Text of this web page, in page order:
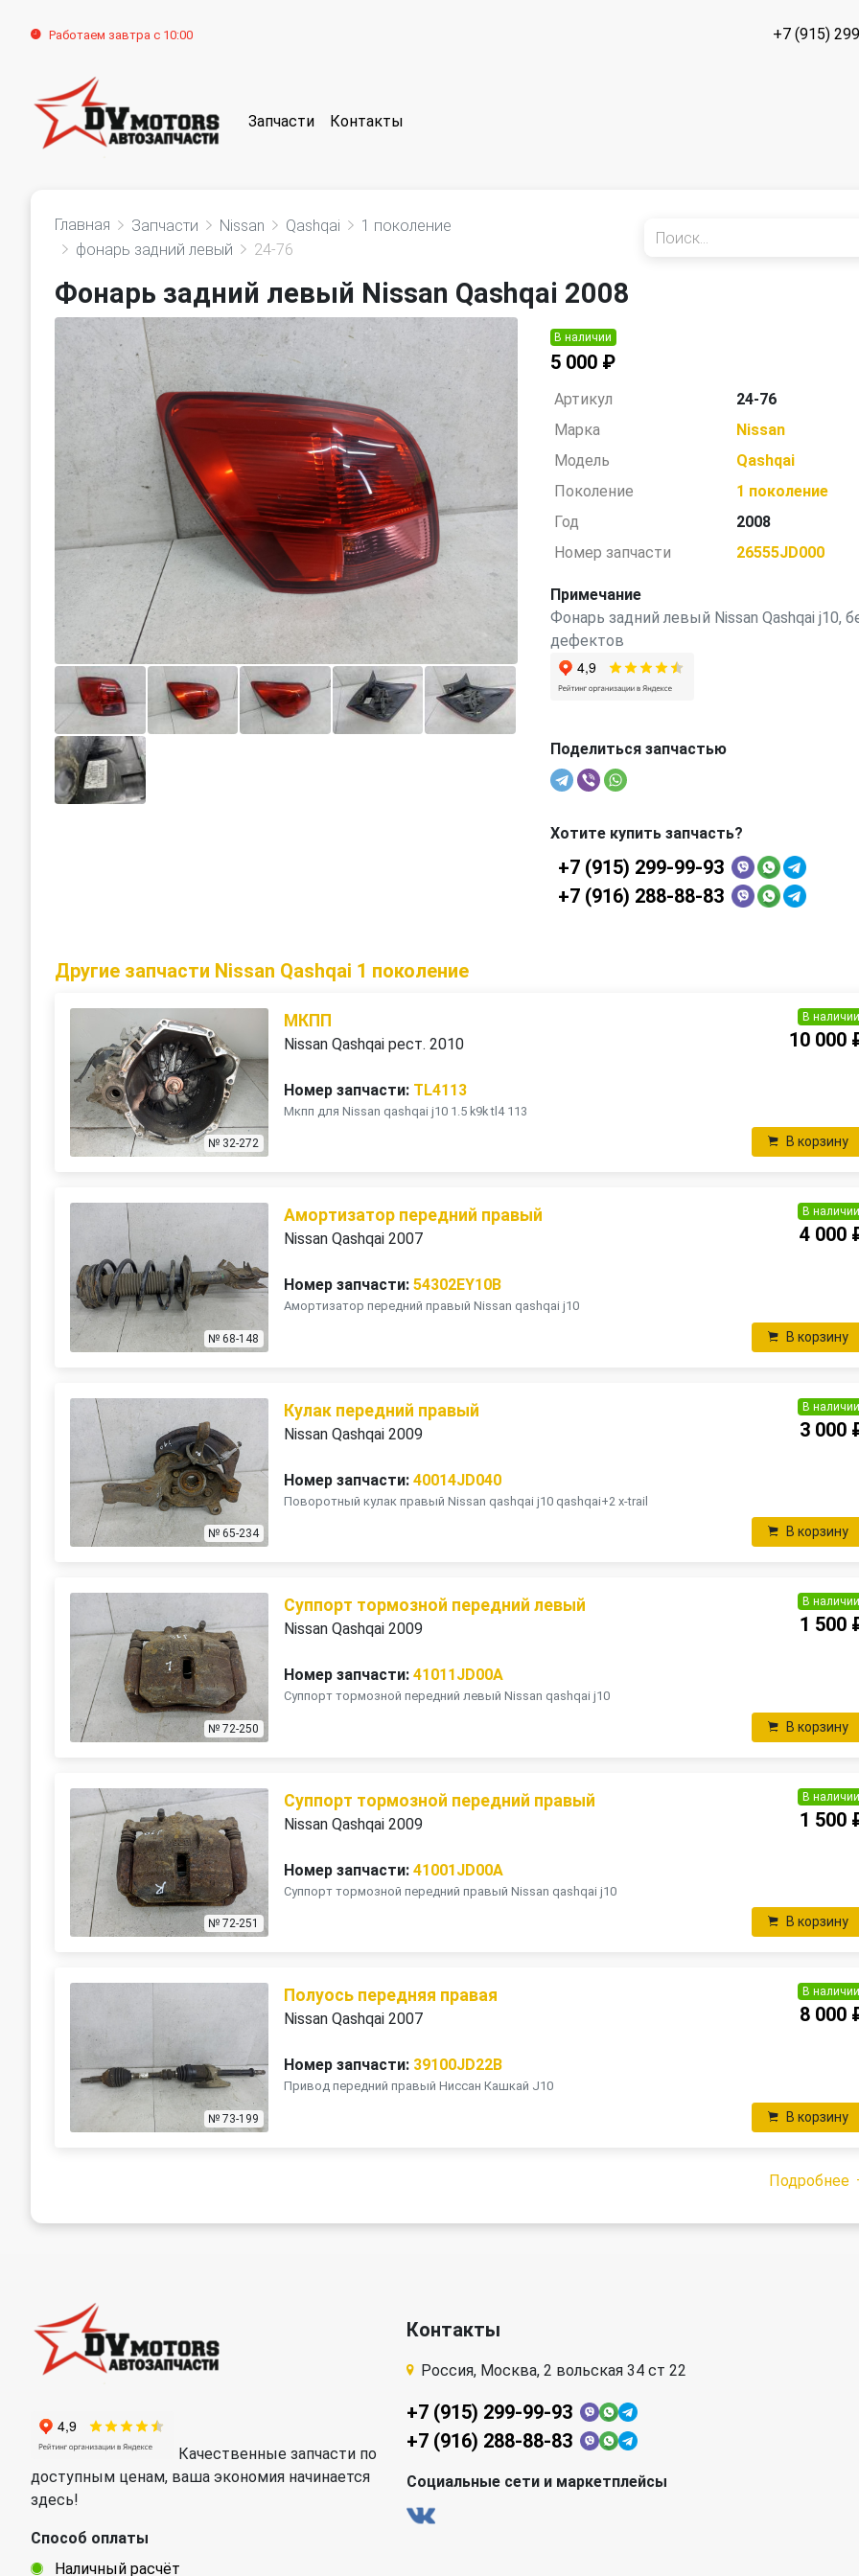
Работаем завтра с 10:00 +7 (915)
Запчасти Контакты
Главная Запчасти Nissan Qashqai
1 поколение
фонарь задний левый
24-76
Фонарь задний левый Nissan Qashqai 2008
В наличии
5 000 ₽
Артикул
24-76
Марка
Nissan
Модель
Qashqai
Поколение
1 поколение
Год
2008
Номер запчасти
26555JD000
Примечание
Фонарь задний левый Nissan Qashqai j10,
дефектов
Поделиться запчастью
Хотите купить запчасть?
+7 (915) 299-99-93
+7 (916) 288-88-83
Другие запчасти Nissan Qashqai 1 поколение
№ 32-272
МКПП
Nissan Qashqai рест. 2010
Номер запчасти: TL4113
Мкпп для Nissan qashqai j10 1.5 k9k tl4 113
В наличии
10 000
В корзину
№ 68-148
Амортизатор передний правый
Nissan Qashqai 2007
Номер запчасти: 54302EY10B
Амортизатор передний правый Nissan qashqai j10
В наличии
4 000
В корзину
№ 65-234
Кулак передний правый
Nissan Qashqai 2009
Номер запчасти: 40014JD040
Поворотный кулак правый Nissan qashqai j10 qashqai+2 x-trail
В наличии
3 000
В корзину
№ 72-250
Суппорт тормозной передний левый
Nissan Qashqai 2009
Номер запчасти: 41011JD00A
Суппорт тормозной передний левый Nissan qashqai j10
В наличии
1 500
В корзину
№ 72-251
Суппорт тормозной передний правый
Nissan Qashqai 2009
Номер запчасти: 41001JD00A
Суппорт тормозной передний правый Nissan qashqai j10
В наличии
1 500
В корзину
№ 73-199
Полуось передняя правая
Nissan Qashqai 2007
Номер запчасти: 39100JD22B
Привод передний правый Ниссан Кашкай J10
В наличии
8 000
В корзину
Подробнее
Качественные запчасти по
доступным ценам, ваша экономия начинается
здесь!
Способ оплаты
Наличный расчёт
Контакты
Россия, Москва, 2 вольская 34 ст 22
+7 (915) 299-99-93
+7 (916) 288-88-83
Социальные сети и маркетплейсы